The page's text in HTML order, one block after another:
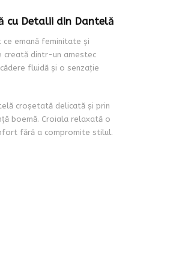
cu Detalii din Dantelă
emană feminitate și
creată dintr-un amestec
fluidă și o senzație
croșetată delicată și prin
boemă. Croiala relaxată o
fără a compromite stilul.